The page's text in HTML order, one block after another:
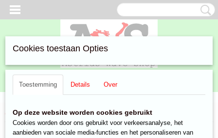
Inloggen Registreren
Home >Aanbiedingen>Wielen> buitenband grijs16 inch
Cookies toestaan Opties
Toestemming Details Over
Op deze website worden cookies gebruikt
Cookies worden door ons gebruikt voor verkeersanalyse, het
aanbieden van sociale media-functies en het personaliseren van